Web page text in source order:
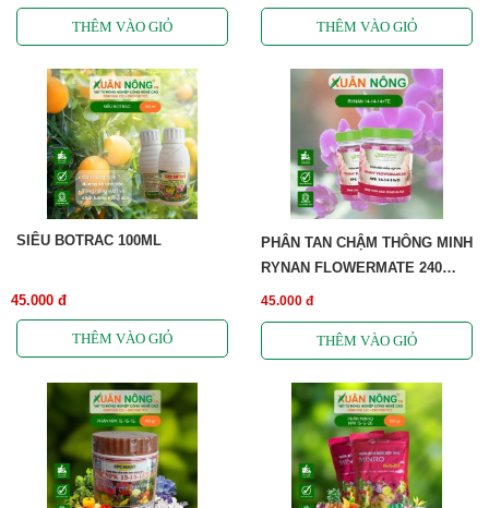
SIÊU BOTRAC 100ML
45.000 đ
PHÂN TAN CHẬM THÔNG MINH
RYNAN FLOWERMATE 240
(NPK 14-14-14 +TE)
45.000 đ